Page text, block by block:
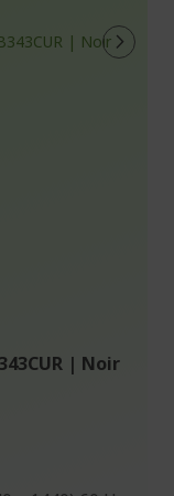
| Noir